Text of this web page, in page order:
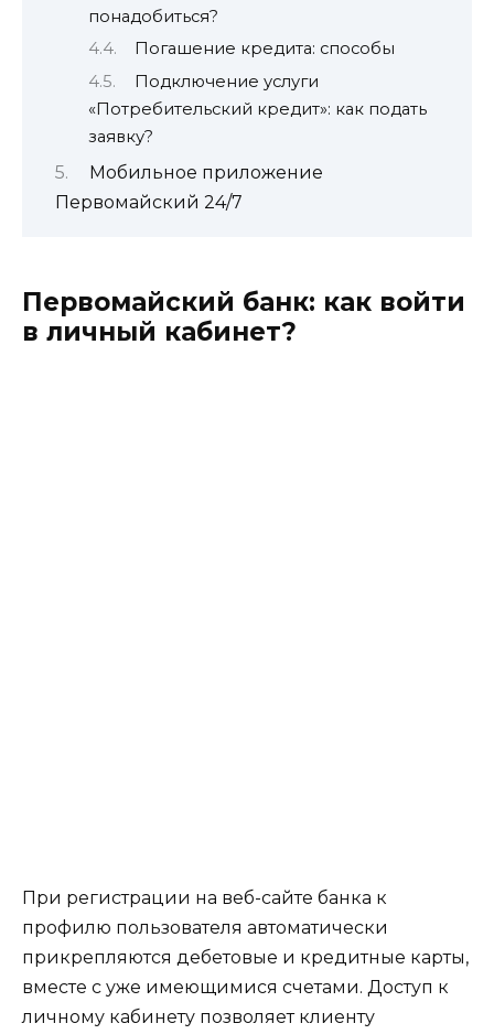
понадобиться?
Погашение кредита: способы
Подключение услуги
«Потребительский кредит»: как подать
заявку?
Мобильное приложение
Первомайский 24/7
Первомайский банк: как войти
в личный кабинет?
При регистрации на веб-сайте банка к
профилю пользователя автоматически
прикрепляются дебетовые и кредитные карты,
вместе с уже имеющимися счетами. Доступ к
личному кабинету позволяет клиенту